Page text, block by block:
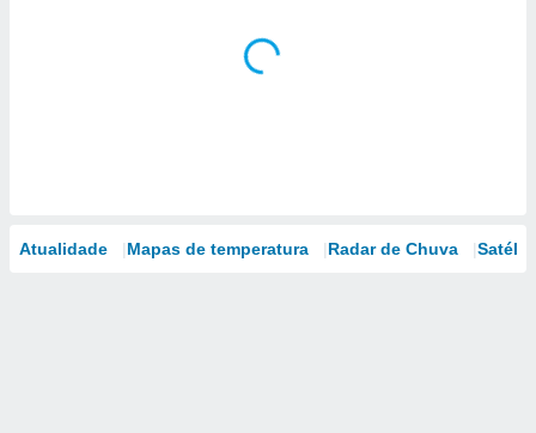
Atualidade Mapas de temperatura Radar de Chuva